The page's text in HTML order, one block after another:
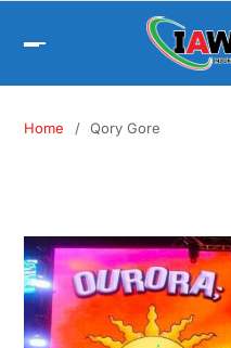
Home Qory Gore